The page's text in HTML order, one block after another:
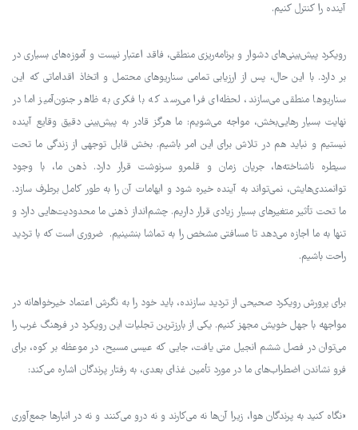
آینده را کنترل کنیم.
رویکرد پیش‌بینی‌های دشوار و برنامه‌ریزی منطقی، فاقد اعتبار نیست و آموزه‌های بسیاری در
بر دارد. با این حال، پس از ارزیابی تمامی سناریوهای محتمل و اتخاذ اقداماتی که این
سناریوها منطقی می‌سازند، لحظه‌ای فرا می‌رسد که با فکری به ظاهر جنون‌آمیز اما در
نهایت بسیار رهایی‌بخش، مواجه می‌شویم: ما هرگز قادر به پیش‌بینی دقیق وقایع آینده
نیستیم و نباید هم در تلاش برای این امر باشیم. بخش قابل توجهی از زندگی ما تحت
سیطره ناشناخته‌ها، جریان زمان و قلمرو سرنوشت قرار دارد. ذهن ما، با وجود
توانمندی‌هایش، نمی‌تواند به آینده خیره شود و ابهامات آن را به طور کامل برطرف سازد.
ما تحت تأثیر متغیرهای بسیار زیادی قرار داریم. چشم‌انداز ذهنی ما محدودیت‌هایی دارد و
تنها به ما اجازه می‌دهد تا مسافتی مشخص را به تماشا بنشینیم. ضروری است که با تردید
راحت باشیم.
برای پرورش رویکرد صحیحی از تردید سازنده، باید خود را به نگرش اعتماد خیرخواهانه در
مواجهه با جهل خویش مجهز کنیم. یکی از بارزترین تجلیات این رویکرد در فرهنگ غرب را
می‌توان در فصل ششم انجیل متی یافت، جایی که عیسی مسیح، در موعظه بر کوه، برای
فرو نشاندن اضطراب‌های ما در مورد تأمین غذای بعدی، به رفتار پرندگان اشاره می‌کند:
«نگاه کنید به پرندگان هوا، زیرا آن‌ها نه می‌کارند و نه درو می‌کنند و نه در انبارها جمع‌آوری